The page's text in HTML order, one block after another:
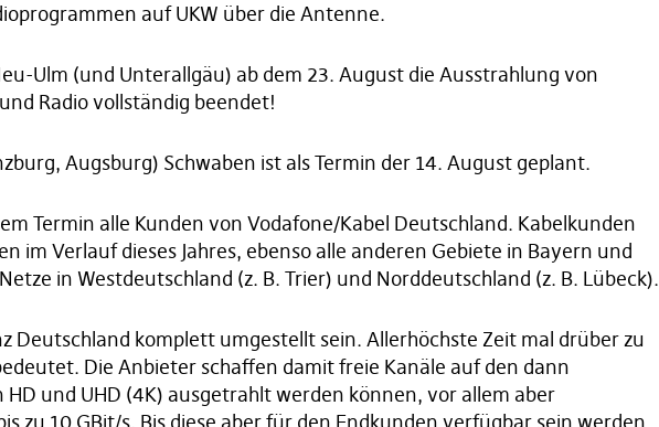
auf UKW über die Antenne.
Ulm (und Unterallgäu) ab dem 23. August die Ausstrahlung von
Radio vollständig beendet!
Augsburg) Schwaben ist als Termin der 14. August geplant.
Termin alle Kunden von Vodafone/Kabel Deutschland. Kabelkunden
im Verlauf dieses Jahres, ebenso alle anderen Gebiete in Bayern und
in Westdeutschland (z. B. Trier) und Norddeutschland (z. B. Lübeck).
Deutschland komplett umgestellt sein. Allerhöchste Zeit mal drüber zu
Die Anbieter schaffen damit freie Kanäle auf den dann
HD und UHD (4K) ausgetrahlt werden können, vor allem aber